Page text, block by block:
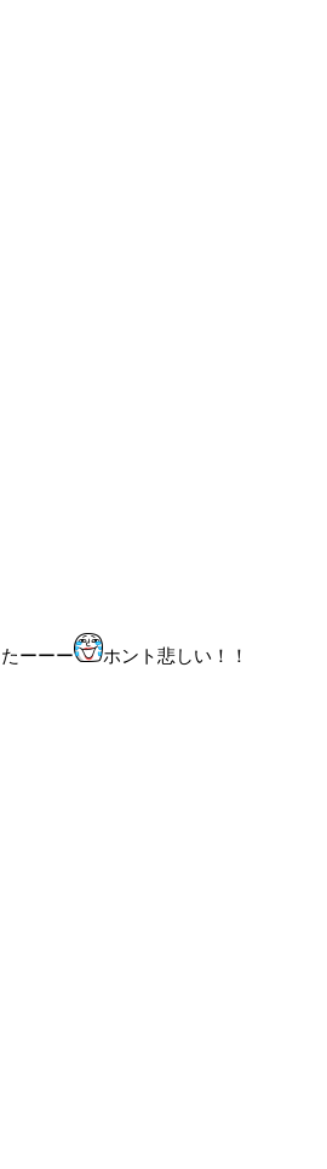
ーーー ホント悲しい！！